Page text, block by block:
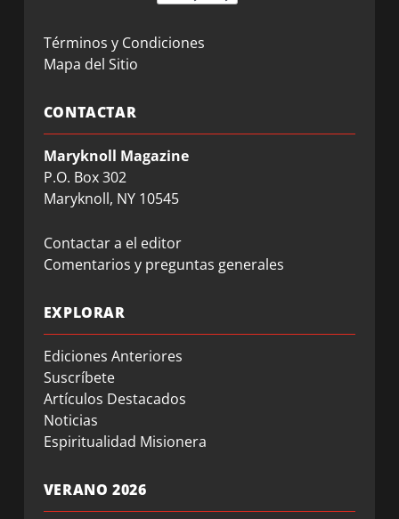
Términos y Condiciones
Mapa del Sitio
CONTACTAR
Maryknoll Magazine
P.O. Box 302
Maryknoll, NY 10545
Contactar a el editor
Comentarios y preguntas generales
EXPLORAR
Ediciones Anteriores
Suscríbete
Artículos Destacados
Noticias
Espiritualidad Misionera
VERANO 2026